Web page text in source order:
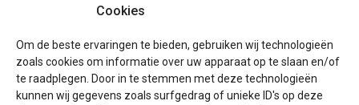
Cookies
Om de beste ervaringen te bieden, gebruiken wij technologieën
zoals cookies om informatie over uw apparaat op te slaan en/of
te raadplegen. Door in te stemmen met deze technologieën
kunnen wij gegevens zoals surfgedrag of unieke ID's op deze
Sitemap
Blog